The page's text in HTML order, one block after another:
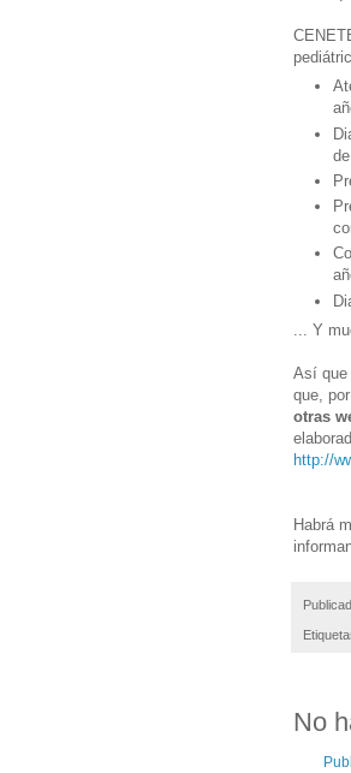
... Y
Así que
que,
otras
http://
Habrá
No